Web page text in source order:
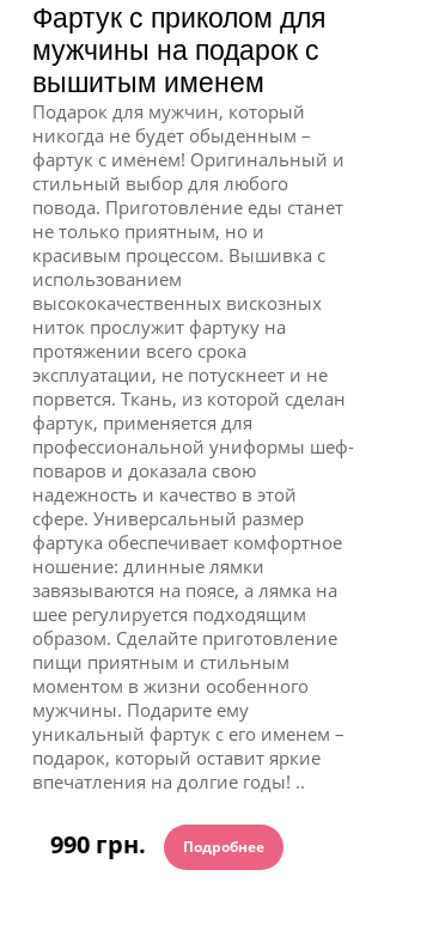
Фартук с приколом для
мужчины на подарок с
вышитым именем
Подарок для мужчин, который
никогда не будет обыденным –
фартук с именем! Оригинальный и
стильный выбор для любого
повода. Приготовление еды станет
не только приятным, но и
красивым процессом. Вышивка с
использованием
высококачественных вискозных
ниток прослужит фартуку на
протяжении всего срока
эксплуатации, не потускнеет и не
порвется. Ткань, из которой сделан
фартук, применяется для
профессиональной униформы шеф-
поваров и доказала свою
надежность и качество в этой
сфере. Универсальный размер
фартука обеспечивает комфортное
ношение: длинные лямки
завязываются на поясе, а лямка на
шее регулируется подходящим
образом. Сделайте приготовление
пищи приятным и стильным
моментом в жизни особенного
мужчины. Подарите ему
уникальный фартук с его именем –
подарок, который оставит яркие
впечатления на долгие годы! ..
990 грн. Подробнее